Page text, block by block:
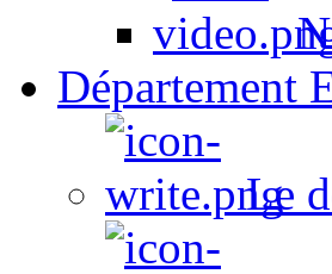
Département
Le